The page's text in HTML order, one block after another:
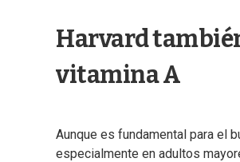
Harvard
vitamina A
Aunque es fundamental para el
especialmente en adultos